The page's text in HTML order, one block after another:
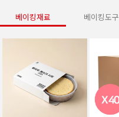
베이킹재료 베이킹도구